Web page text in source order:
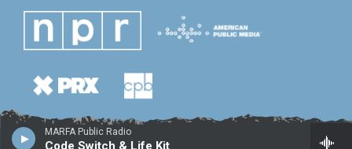
MARFA Public Radio
Code Switch & Life Kit